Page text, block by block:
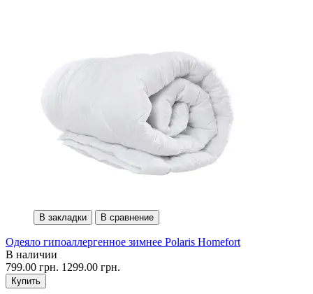
В закладки В сравнение
Одеяло гипоаллергенное зимнее Polaris Homefort
В наличии
799.00 грн. 1299.00 грн.
Купить